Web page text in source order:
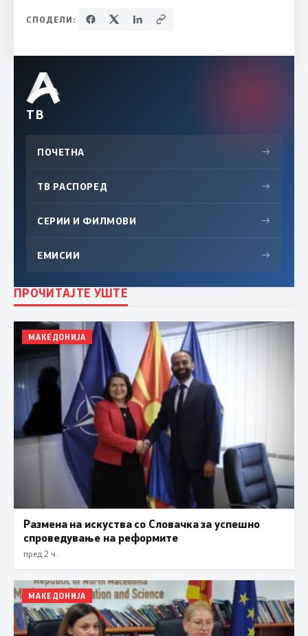
СПОДЕЛИ:
ТВ
ПОЧЕТНА →
ТВ РАСПОРЕД →
СЕРИИ И ФИЛМОВИ →
ЕМИСИИ →
ПРОЧИТАЈТЕ УШТЕ
МАКЕДОНИЈА
Размена на искуства со Словачка за успешно
спроведување на реформите
пред 2 ч.
МАКЕДОНИЈА